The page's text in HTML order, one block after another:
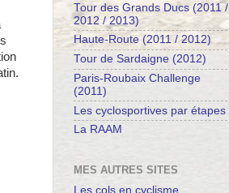
Tour des Grands Ducs (2011 /
2012 / 2013)
Haute-Route (2011 / 2012)
Tour de Sardaigne (2012)
Paris-Roubaix Challenge
(2011)
Les cyclosportives par étapes
La RAAM
MES AUTRES SITES
Les cols en cyclisme